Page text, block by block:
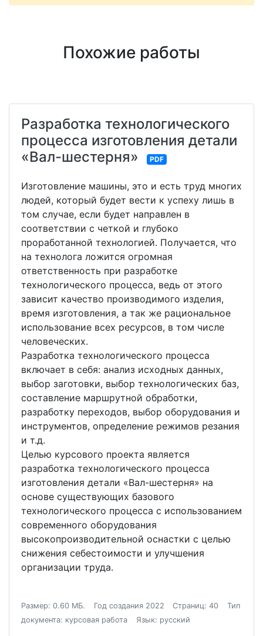
Похожие работы
Разработка технологического
процесса изготовления детали
«Вал-шестерня»
PDF
Изготовление машины, это и есть труд многих
людей, который будет вести к успеху лишь в
том случае, если будет направлен в
соответствии с четкой и глубоко
проработанной технологией. Получается, что
на технолога ложится огромная
ответственность при разработке
технологического процесса, ведь от этого
зависит качество производимого изделия,
время изготовления, а так же рациональное
использование всех ресурсов, в том числе
человеческих.
Разработка технологического процесса
включает в себя: анализ исходных данных,
выбор заготовки, выбор технологических баз,
составление маршрутной обработки,
разработку переходов, выбор оборудования и
инструментов, определение режимов резания
и т.д.
Целью курсового проекта является
разработка технологического процесса
изготовления детали «Вал-шестерня» на
основе существующих базового
технологического процесса с использованием
современного оборудования
высокопроизводительной оснастки с целью
снижения себестоимости и улучшения
организации труда.
Размер: 0.60 МБ. Год создания 2022 Страниц: 40
Тип
документа: курсовая работа
Язык: русский